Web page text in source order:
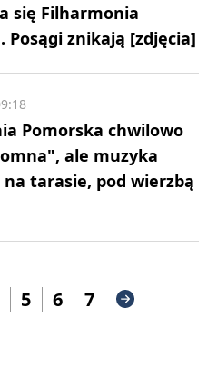
się Filharmonia
Posągi znikają [zdjęcia]
Pomorska chwilowo
ale muzyka
na tarasie, pod wierzbą
5 6 7